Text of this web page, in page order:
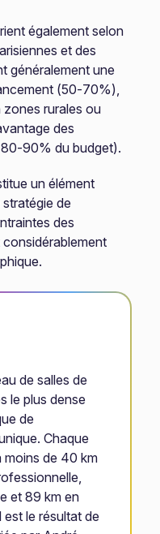
également selon
et des
généralement une
(50-70%),
zones rurales ou
des
80-90% du budget).
un élément
de
des
de salles de
le plus dense
de
Chaque
moins de 40 km
et 89 km en
est le résultat de